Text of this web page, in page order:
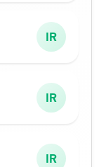
IR
IR
IR